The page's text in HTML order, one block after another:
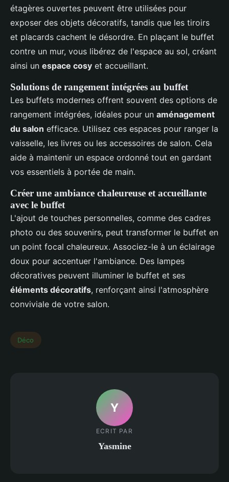
étagères ouvertes peuvent être utilisées pour
exposer des objets décoratifs, tandis que les tiroirs
et placards cachent le désordre. En plaçant le buffet
contre un mur, vous libérez de l'espace au sol, créant
ainsi un espace cosy et accueillant.
Solutions de rangement intégrées au buffet
Les buffets modernes offrent souvent des options de
rangement intégrées, idéales pour un aménagement
du salon efficace. Utilisez ces espaces pour ranger la
vaisselle, les livres ou les accessoires de salon. Cela
aide à maintenir un espace ordonné tout en gardant
vos essentiels à portée de main.
Créer une ambiance chaleureuse et accueillante
avec le buffet
L'ajout de touches personnelles, comme des cadres
photo ou des souvenirs, peut transformer le buffet en
un point focal chaleureux. Associez-le à un éclairage
doux pour accentuer l'ambiance. Des lampes
décoratives peuvent illuminer le buffet et ses
éléments décoratifs, renforçant ainsi l'atmosphère
conviviale de votre salon.
Déco
Y
ECRIT PAR
Yasmine